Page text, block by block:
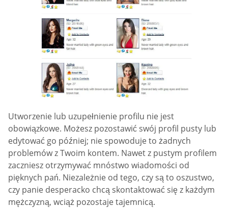
Utworzenie lub uzupełnienie profilu nie jest
obowiązkowe. Możesz pozostawić swój profil pusty lub
edytować go później; nie spowoduje to żadnych
problemów z Twoim kontem. Nawet z pustym profilem
zaczniesz otrzymywać mnóstwo wiadomości od
pięknych pań. Niezależnie od tego, czy są to oszustwo,
czy panie desperacko chcą skontaktować się z każdym
mężczyzną, wciąż pozostaje tajemnicą.